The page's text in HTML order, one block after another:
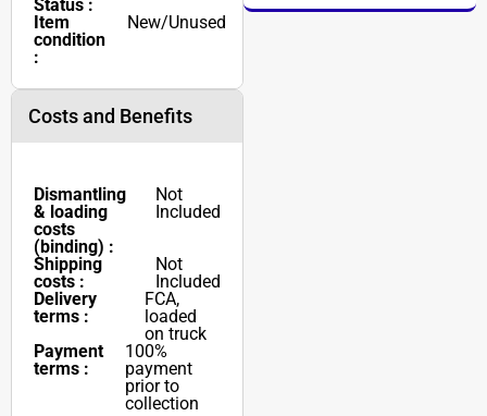
Status :
Item
condition
:
New/Unused
Costs and Benefits
Dismantling
& loading
costs
(binding) :
Not
Included
Shipping
costs :
Not
Included
Delivery
terms :
FCA,
loaded
on truck
Payment
terms :
100%
payment
prior to
collection